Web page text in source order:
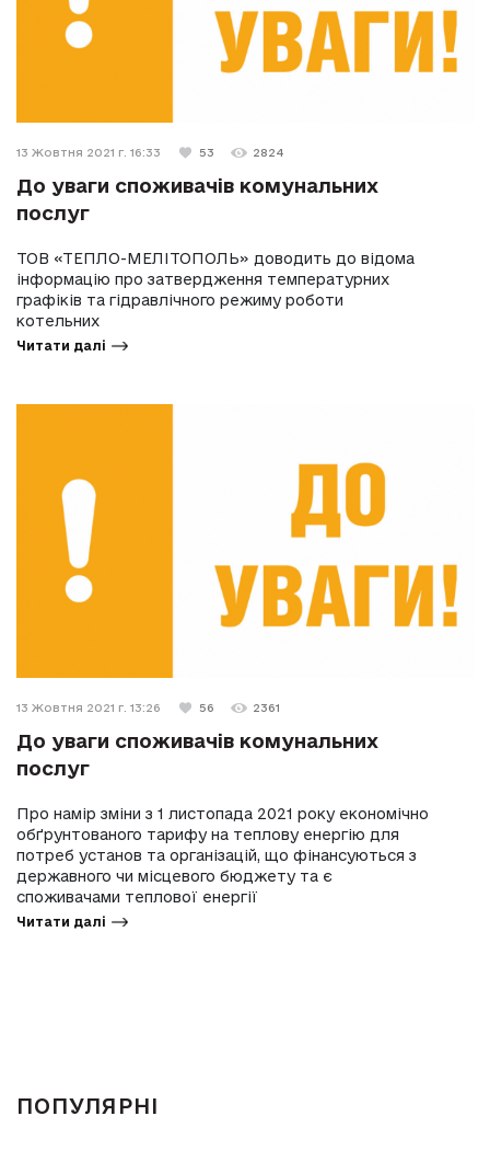
13 Жовтня 2021 г. 16:33 53 2824
До уваги споживачів комунальних
послуг
ТОВ «ТЕПЛО-МЕЛІТОПОЛЬ» доводить до відома
інформацію про затвердження температурних
графіків та гідравлічного режиму роботи
котельних
Читати далі
13 Жовтня 2021 г. 13:26 56 2361
До уваги споживачів комунальних
послуг
Про намір зміни з 1 листопада 2021 року економічно
обґрунтованого тарифу на теплову енергію для
потреб установ та організацій, що фінансуються з
державного чи місцевого бюджету та є
споживачами теплової енергії
Читати далі
ПОПУЛЯРНІ